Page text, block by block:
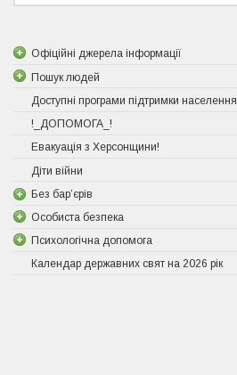
Офіційні джерела інформації
Пошук людей
Доступні програми підтримки населення
!_ДОПОМОГА_!
Евакуація з Херсонщини!
Діти війни
Без бар’єрів
Особиста безпека
Психологічна допомога
Календар державних свят на 2026 рік